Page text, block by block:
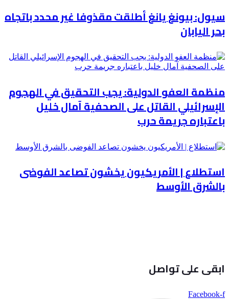
سيول: بيونغ يانغ أطلقت مقذوفا غير محدد باتجاه
بحر اليابان
منظمة العفو الدولية: يجب التحقيق في الهجوم
الإسرائيلي القاتل على الصحفية آمال خليل
باعتباره جريمة حرب
استطلاع | الأمريكيون يخشون تصاعد الفوضى
بالشرق الأوسط
ابقى على تواصل
Facebook-f